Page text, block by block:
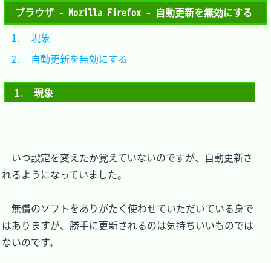
ブラウザ - Mozilla Firefox - 自動更新を無効にする
1.　現象
いつ設定を変えたか覚えていないのですが、自動更新さ
れるようになっていました。
無償のソフトをありがたく使わせていただいている身で
はありますが、勝手に更新されるのは気持ちいいものでは
ないのです。